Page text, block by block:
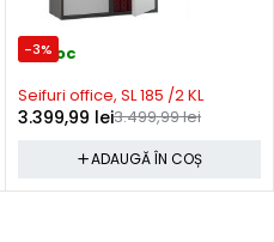
-3%
In stoc
Seifuri office, SL 185 /2 KL
3.499,99lei
3.399,99 lei
ADAUGĂ ÎN COȘ